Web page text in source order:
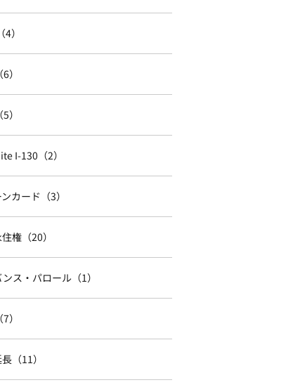
）
）
）
I-130（2）
カード（3）
権（20）
ス・パロール（1）
）
（11）